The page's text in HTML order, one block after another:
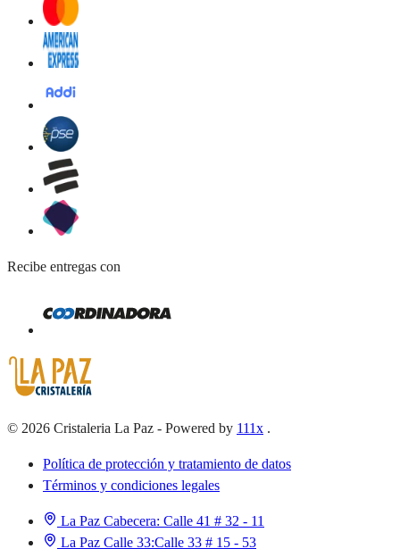
Recibe entregas con
© 2026 Cristaleria La Paz - Powered by 111x .
Política de protección y tratamiento de datos
Términos y condiciones legales
La Paz Cabecera: Calle 41 # 32 - 11
La Paz Calle 33:Calle 33 # 15 - 53